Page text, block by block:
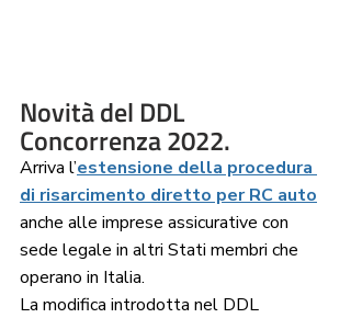
Novità del DDL
Concorrenza 2022.
Arriva l’estensione della procedura
di risarcimento diretto per RC auto
anche alle imprese assicurative con
sede legale in altri Stati membri che
operano in Italia.
La modifica introdotta nel DDL